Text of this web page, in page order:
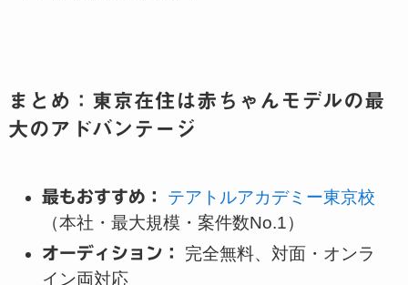
まとめ：東京在住は赤ちゃんモデルの最
大のアドバンテージ
最もおすすめ：
テアトルアカデミー東京校
（本社・最大規模・案件数No.1）
オーディション：
完全無料、対面・オンラ
イン両対応